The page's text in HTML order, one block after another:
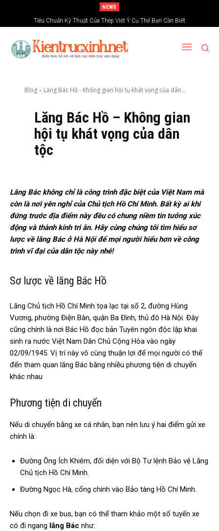
NEWS
Tiêu Chuẩn Kỹ Thuật Của Thép Việt Ý Cụ Thể Bạn Cần Biết
Các Loại Thép Hòa Phát Phổ Biến Trên Thị Trường Việt Nam
Blog Lăng Bác Hồ - Không gian hội tụ khát vọng của dân...
Lăng Bác Hồ – Không gian
hội tụ khát vọng của dân
tộc
Lăng Bác không chỉ là công trình đặc biệt của Việt Nam mà
còn là nơi yên nghỉ của Chủ tịch Hồ Chí Minh. Bất kỳ ai khi
đứng trước địa điểm này đều có chung niềm tin tưởng xúc
động và thành kính tri ân. Hãy cùng chúng tôi tìm hiểu sơ
lược về lăng Bác ở Hà Nội để mọi người hiểu hơn về công
trình vĩ đại của dân tộc này nhé!
Sơ lược về lăng Bác Hồ
Lăng Chủ tịch Hồ Chí Minh tọa lạc tại số 2, đường Hùng
Vương, phường Điện Bàn, quận Ba Đình, thủ đô Hà Nội. Đây
cũng chính là nơi Bác Hồ đọc bản Tuyên ngôn độc lập khai
sinh ra nước Việt Nam Dân Chủ Cộng Hòa vào ngày
02/09/1945. Vị trí này vô cùng thuận lợi để mọi người có thể
đến tham quan lăng Bác bằng nhiều phương tiện di chuyển
khác nhau
Phương tiện di chuyển
Nếu di chuyển bằng xe cá nhân, bạn nên lưu ý hai điểm gửi xe
chính là:
Đường Ông Ích Khiêm, đối diện với Bộ Tư lệnh Bảo vệ Lăng
Chủ tịch Hồ Chí Minh.
Đường Ngọc Hà, cổng chính vào Bảo tàng Hồ Chí Minh.
Nếu chọn đi xe bus, bạn có thể tham khảo một số tuyến xe
có đi ngang lăng Bác như: